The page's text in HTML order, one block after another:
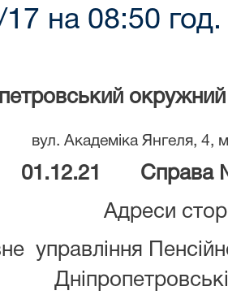
на 08:50
вул. Академіка Янгеля, 4,
01.12.21 Справа
Адреси
управління